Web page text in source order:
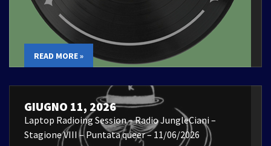
READ MORE »
GIUGNO 11, 2026
Laptop Radioing Session – Radio JungleCiani –
Stagione VIII – Puntata queer – 11/06/2026